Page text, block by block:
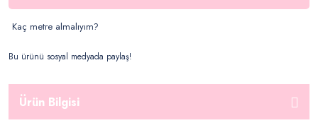
Kaç metre almalıyım?
Bu ürünü sosyal medyada paylaş!
Ürün Bilgisi